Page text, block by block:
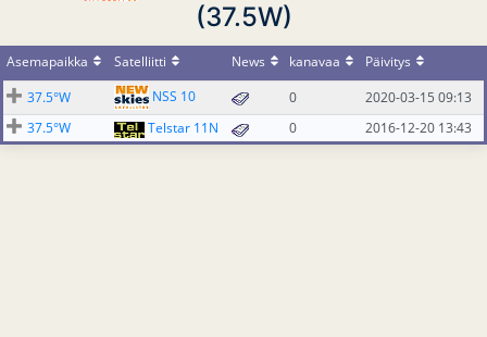
(37.5W)
Asemapaikka Satelliitti News kanavaa
Päivitys
37.5°W
NSS 10 0
2020-03-15 09:13
37.5°W
Telstar 11N 0 2016-12-20 13:43